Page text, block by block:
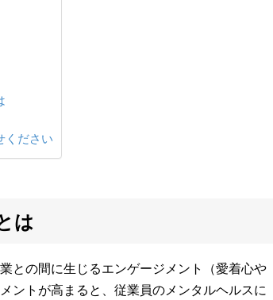
ください
は
との間に生じるエンゲージメント（愛着心や
ントが高まると、従業員のメンタルヘルスに